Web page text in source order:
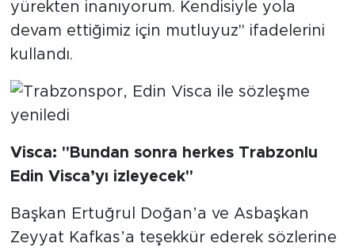
yürekten inanıyorum. Kendisiyle yola
devam ettiğimiz için mutluyuz" ifadelerini
kullandı.
Visca: "Bundan sonra herkes Trabzonlu
Edin Visca’yı izleyecek"
Başkan Ertuğrul Doğan’a ve Asbaşkan
Zeyyat Kafkas’a teşekkür ederek sözlerine